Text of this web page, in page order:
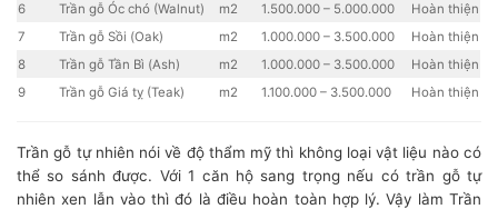
6
Trần gỗ Óc chó (Walnut) m2 1.500.000 – 5.000.000
Hoàn thiện
7
Trần gỗ Sồi (Oak) m2 1.000.000 – 3.500.000
Hoàn thiện
8
Trần gỗ Tần Bì (Ash) m2 1.000.000 – 3.500.000
Hoàn thiện
9
Trần gỗ Giá tỵ (Teak) m2 1.100.000 – 3.500.000 Hoàn thiện
Trần gỗ tự nhiên nói về độ thẩm mỹ thì không loại vật liệu nào có
thể so sánh được. Với 1 căn hộ sang trọng nếu có trần gỗ tự
nhiên xen lẫn vào thì đó là điều hoàn toàn hợp lý. Vậy làm Trần